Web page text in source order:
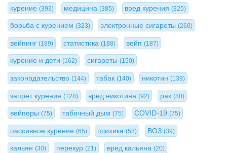
курение (393) медицина(385) вред курения (325)
борьба с курением (323) электронные сигареты(260)
вейпинг (189) статистика(188) вейп (187)
курение и дети (162) сигареты(150)
законодательство (144) табак(140) никотин (139)
запрет курения (128) вред никотина(92) рак (80)
вейперы (75) табачный дым(75) COVID-19 (75)
пассивное курение (65) психика(58) ВОЗ (39)
кальян (30) перекур(21) вред кальяна (20)